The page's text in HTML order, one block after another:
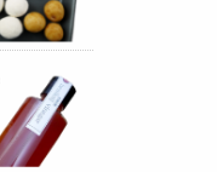
き製品
。塩麹
ンドし
のステ